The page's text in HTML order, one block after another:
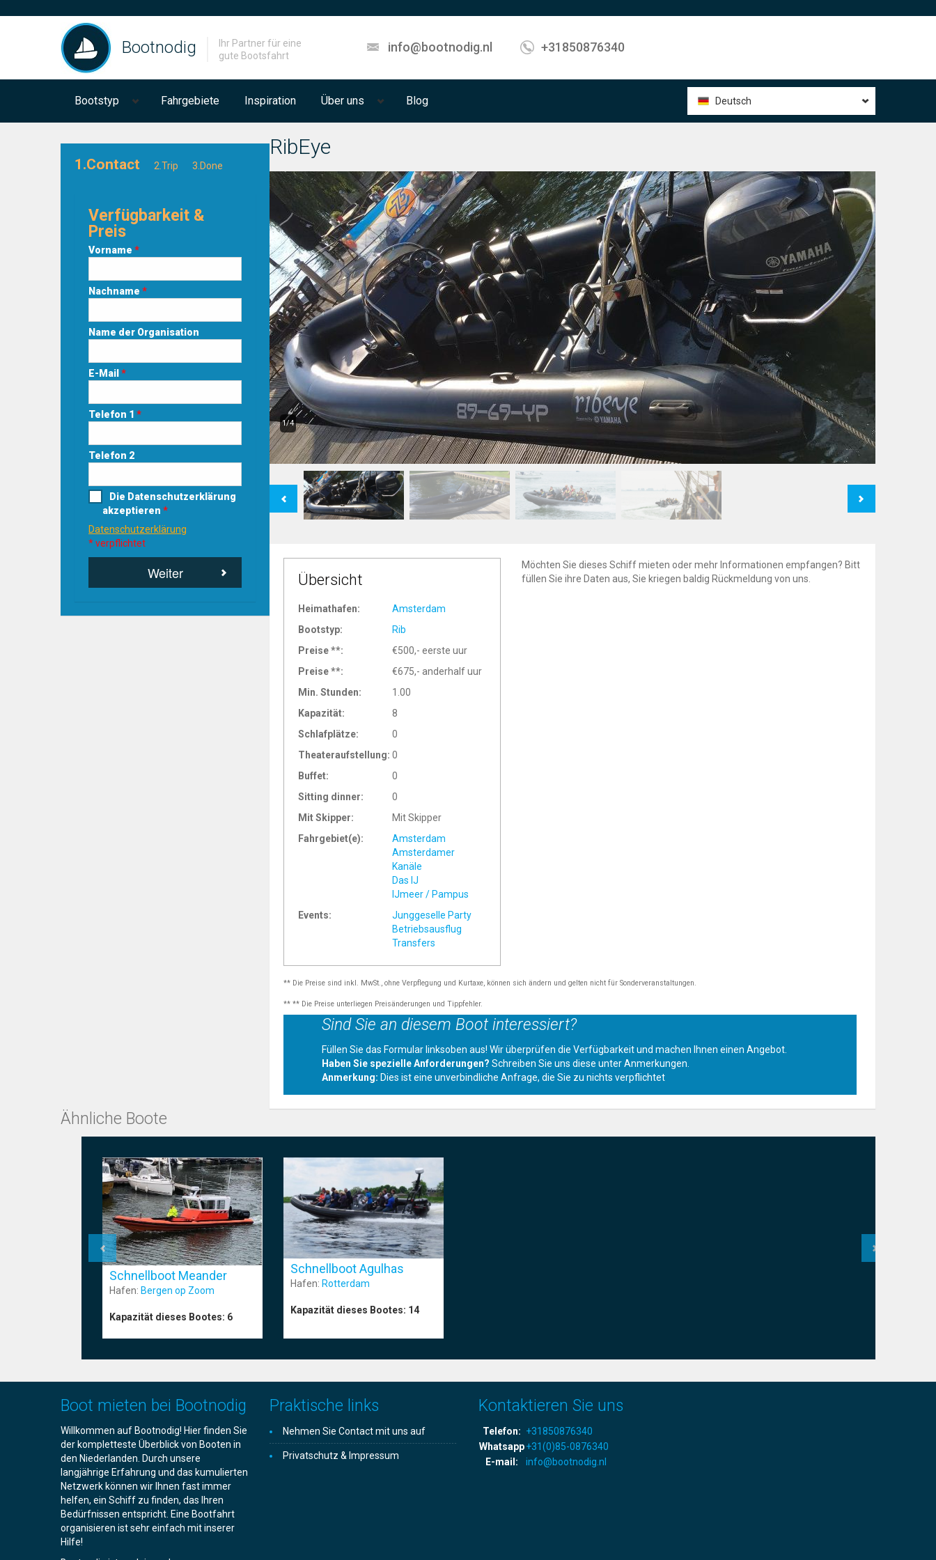
Bootnodig
Ihr Partner für eine
gute Bootsfahrt
info@bootnodig.nl +31850876340
Bootstyp Fahrgebiete Inspiration Über uns Blog Deutsch
1.Contact 2.Trip 3.Done
Verfügbarkeit &
Preis
Vorname *
Nachname *
Name der Organisation
E-Mail *
Telefon 1 *
Telefon 2
Die Datenschutzerklärung
akzeptieren *
Datenschutzerklärung
* verpflichtet
Weiter
RibEye
1/4
Übersicht
Heimathafen:
Amsterdam
Bootstyp:
Rib
Preise **:
€500,- eerste uur
Preise **:
€675,- anderhalf uur
Min. Stunden:
1.00
Kapazität:
8
Schlafplätze:
0
Theateraufstellung: 0
Buffet:
0
Sitting dinner:
0
Mit Skipper:
Mit Skipper
Fahrgebiet(e):
Amsterdam
Amsterdamer
Kanäle
Das IJ
IJmeer / Pampus
Events:
Junggeselle Party
Betriebsausflug
Transfers
Möchten Sie dieses Schiff mieten oder mehr Informationen empfangen? Bitt
füllen Sie ihre Daten aus, Sie kriegen baldig Rückmeldung von uns.
** Die Preise sind inkl. MwSt., ohne Verpflegung und Kurtaxe, können sich ändern und gelten nicht für Sonderveranstaltungen.
** ** Die Preise unterliegen Preisänderungen und Tippfehler.
Sind Sie an diesem Boot interessiert?
Füllen Sie das Formular linksoben aus! Wir überprüfen die Verfügbarkeit und machen Ihnen einen Angebot.
Haben Sie spezielle Anforderungen? Schreiben Sie uns diese unter Anmerkungen.
Anmerkung: Dies ist eine unverbindliche Anfrage, die Sie zu nichts verpflichtet
Ähnliche Boote
Schnellboot Meander
Hafen: Bergen op Zoom
Kapazität dieses Bootes: 6
Schnellboot Agulhas
Hafen: Rotterdam
Kapazität dieses Bootes: 14
Boot mieten bei Bootnodig
Willkommen auf Bootnodig! Hier finden Sie
der kompletteste Überblick von Booten in
den Niederlanden. Durch unsere
langjährige Erfahrung und das kumulierten
Netzwerk können wir Ihnen fast immer
helfen, ein Schiff zu finden, das Ihren
Bedürfnissen entspricht. Eine Bootfahrt
organisieren ist sehr einfach mit inserer
Hilfe!
Praktische links
Nehmen Sie Contact mit uns auf
Privatschutz & Impressum
Kontaktieren Sie uns
Telefon: +31850876340
Whatsapp+31(0)85-0876340
E-mail:
info@bootnodig.nl